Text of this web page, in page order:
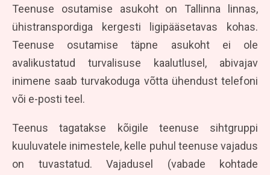
Teenuse osutamise asukoht on Tallinna linnas,
ühistranspordiga kergesti ligipääsetavas kohas.
Teenuse osutamise täpne asukoht ei ole
avalikustatud turvalisuse kaalutlusel, abivajav
inimene saab turvakoduga võtta ühendust telefoni
või e-posti teel.
Teenus tagatakse kõigile teenuse sihtgruppi
kuuluvatele inimestele, kelle puhul teenuse vajadus
on tuvastatud. Vajadusel (vabade kohtade